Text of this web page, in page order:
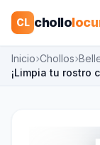
CL chollo
Inicio Chollos
¡Limpia tu rostro